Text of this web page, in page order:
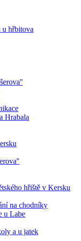
u hřbitova
Hrabala
hřiště v Kersku
na chodníky
u Labe
a u jatek